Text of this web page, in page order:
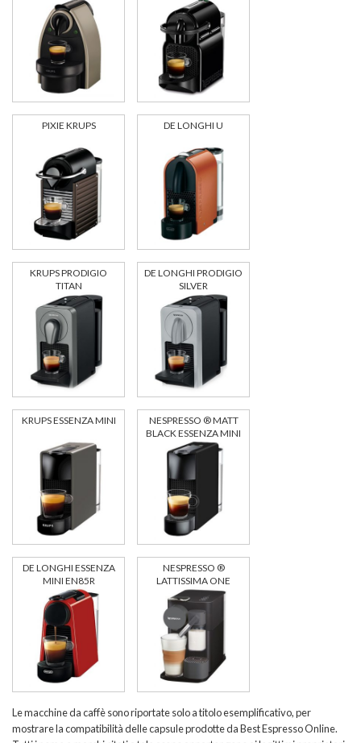
PIXIE KRUPS DE LONGHI U
KRUPS PRODIGIO
TITAN
DE LONGHI PRODIGIO
SILVER
KRUPS ESSENZA MINI
NESPRESSO ® MATT
BLACK ESSENZA MINI
C30
DE LONGHI ESSENZA
MINI EN85R
NESPRESSO ®
LATTISSIMA ONE
Le macchine da caffè sono riportate solo a titolo esemplificativo, per
mostrare la compatibilità delle capsule prodotte da Best Espresso Online.